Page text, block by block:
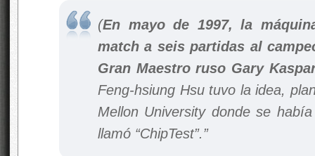
(En mayo de 1997, la
match a seis partidas al
Gran Maestro ruso Gary
Feng-hsiung Hsu tuvo la idea,
Mellon University donde se
llamó “ChipTest”.”